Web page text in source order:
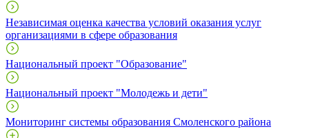
Независимая оценка качества условий оказания услуг
организациями в сфере образования
Национальный проект "Образование"
Национальный проект "Молодежь и дети"
Мониторинг системы образования Смоленского района